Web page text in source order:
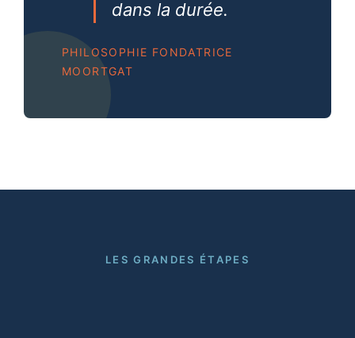
dans la durée.
PHILOSOPHIE FONDATRICE
MOORTGAT
LES GRANDES ÉTAPES